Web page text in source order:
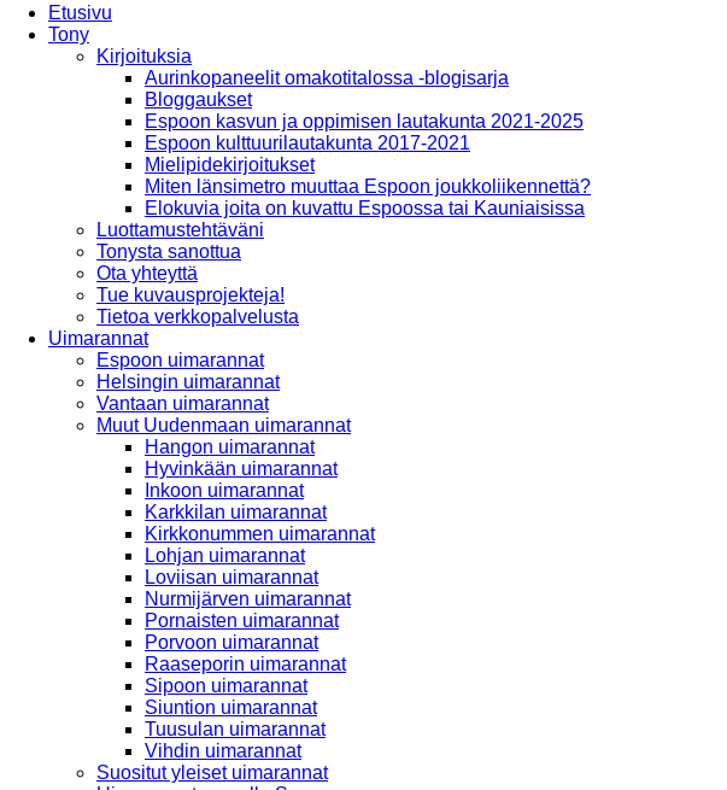
Etusivu
Tony
Kirjoituksia
Aurinkopaneelit omakotitalossa -blogisarja
Bloggaukset
Espoon kasvun ja oppimisen lautakunta 2021-2025
Espoon kulttuurilautakunta 2017-2021
Mielipidekirjoitukset
Miten länsimetro muuttaa Espoon joukkoliikennettä?
Elokuvia joita on kuvattu Espoossa tai Kauniaisissa
Luottamustehtäväni
Tonysta sanottua
Ota yhteyttä
Tue kuvausprojekteja!
Tietoa verkkopalvelusta
Uimarannat
Espoon uimarannat
Helsingin uimarannat
Vantaan uimarannat
Muut Uudenmaan uimarannat
Hangon uimarannat
Hyvinkään uimarannat
Inkoon uimarannat
Karkkilan uimarannat
Kirkkonummen uimarannat
Lohjan uimarannat
Loviisan uimarannat
Nurmijärven uimarannat
Pornaisten uimarannat
Porvoon uimarannat
Raaseporin uimarannat
Sipoon uimarannat
Siuntion uimarannat
Tuusulan uimarannat
Vihdin uimarannat
Suositut yleiset uimarannat